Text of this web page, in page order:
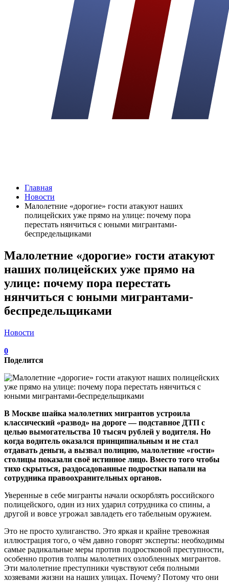
Главная
Новости
Малолетние «дорогие» гости атакуют наших
полицейских уже прямо на улице: почему пора
перестать нянчиться с юными мигрантами-
беспредельщиками
Малолетние «дорогие» гости атакуют
наших полицейских уже прямо на
улице: почему пора перестать
нянчиться с юными мигрантами-
беспредельщиками
Новости
0
Поделится
В Москве шайка малолетних мигрантов устроила
классический «развод» на дороге — подставное ДТП с
целью вымогательства 10 тысяч рублей у водителя. Но
когда водитель оказался принципиальным и не стал
отдавать деньги, а вызвал полицию, малолетние «гости»
столицы показали своё истинное лицо. Вместо того чтобы
тихо скрыться, раздосадованные подростки напали на
сотрудника правоохранительных органов.
Уверенные в себе мигранты начали оскорблять российского
полицейского, один из них ударил сотрудника со спины, а
другой и вовсе угрожал завладеть его табельным оружием.
Это не просто хулиганство. Это яркая и крайне тревожная
иллюстрация того, о чём давно говорят эксперты: необходимы
самые радикальные меры против подростковой преступности,
особенно против толпы малолетних озлобленных мигрантов.
Эти малолетние преступники чувствуют себя полными
хозяевами жизни на наших улицах. Почему? Потому что они